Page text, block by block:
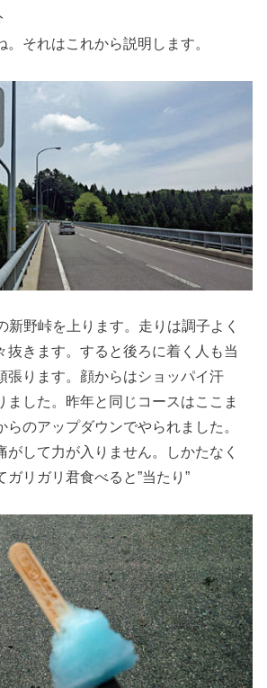
それはこれから説明します。
野峠を上ります。走りは調子よく
抜きます。すると後ろに着く人も当
張ります。顔からはショッパイ汗
ました。昨年と同じコースはここま
らのアップダウンでやられました。
がして力が入りません。しかたなく
ガリガリ君食べると”当たり”